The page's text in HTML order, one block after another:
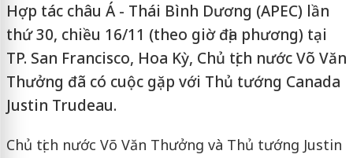
Hợp tác châu Á - Thái Bình Dương (APEC) lần
thứ 30, chiều 16/11 (theo giờ địa phương) tại
TP. San Francisco, Hoa Kỳ, Chủ tịch nước Võ Văn
Thưởng đã có cuộc gặp với Thủ tướng Canada
Justin Trudeau.
Chủ tịch nước Võ Văn Thưởng và Thủ tướng Justin